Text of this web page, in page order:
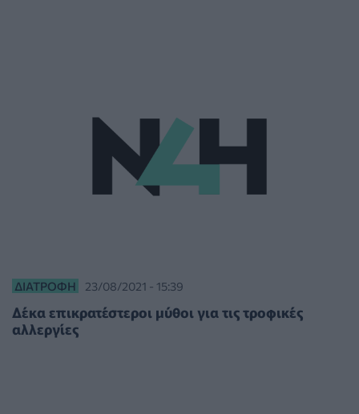
ΔΙΑΤΡΟΦΉ 23/08/2021 - 15:39
Δέκα επικρατέστεροι μύθοι για τις τροφικές
αλλεργίες